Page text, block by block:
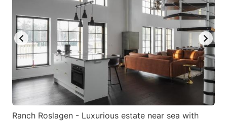
Ranch Roslagen - Luxurious estate near sea with